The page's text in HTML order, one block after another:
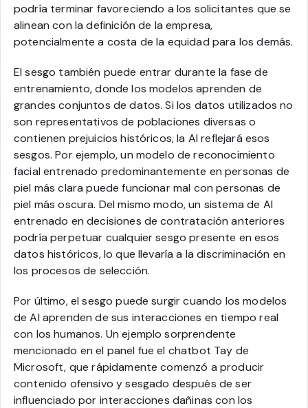
podría terminar favoreciendo a los solicitantes que se
alinean con la definición de la empresa,
potencialmente a costa de la equidad para los demás.
El sesgo también puede entrar durante la fase de
entrenamiento, donde los modelos aprenden de
grandes conjuntos de datos. Si los datos utilizados no
son representativos de poblaciones diversas o
contienen prejuicios históricos, la AI reflejará esos
sesgos. Por ejemplo, un modelo de reconocimiento
facial entrenado predominantemente en personas de
piel más clara puede funcionar mal con personas de
piel más oscura. Del mismo modo, un sistema de AI
entrenado en decisiones de contratación anteriores
podría perpetuar cualquier sesgo presente en esos
datos históricos, lo que llevaría a la discriminación en
los procesos de selección.
Por último, el sesgo puede surgir cuando los modelos
de AI aprenden de sus interacciones en tiempo real
con los humanos. Un ejemplo sorprendente
mencionado en el panel fue el chatbot Tay de
Microsoft, que rápidamente comenzó a producir
contenido ofensivo y sesgado después de ser
influenciado por interacciones dañinas con los